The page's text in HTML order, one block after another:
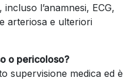
l’anamnesi, ECG,
arteriosa e ulteriori
o pericoloso?
supervisione medica ed è